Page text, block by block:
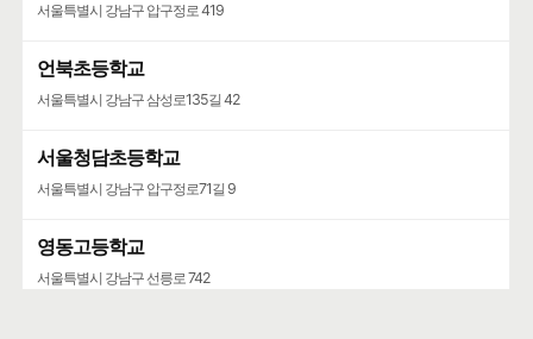
서울특별시 강남구 압구정로 419
언북초등학교
서울특별시 강남구 삼성로135길 42
서울청담초등학교
서울특별시 강남구 압구정로71길 9
영동고등학교
서울특별시 강남구 선릉로 742